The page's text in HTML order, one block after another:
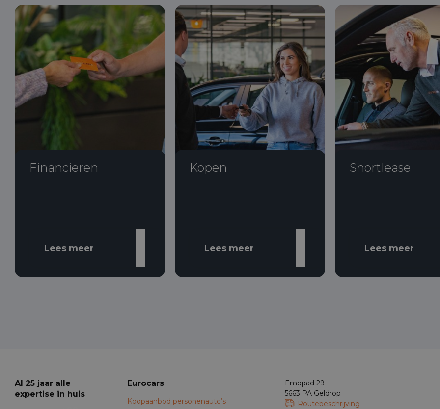
Financieren
Lees meer
Kopen
Lees meer
Shortlease
Lees meer
Al 25 jaar alle
expertise in huis
Eurocars
Koopaanbod personenauto’s
Emopad 29
5663 PA Geldrop
Routebeschrijving